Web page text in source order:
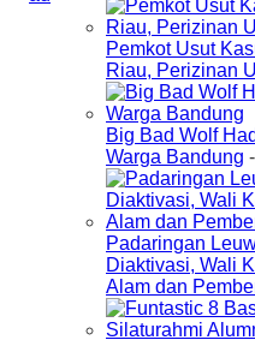
Pemkot Usut
Riau, Perizinan
Big Bad Wolf
Warga Bandung
Padaringan
Diaktivasi, Wali
Alam dan